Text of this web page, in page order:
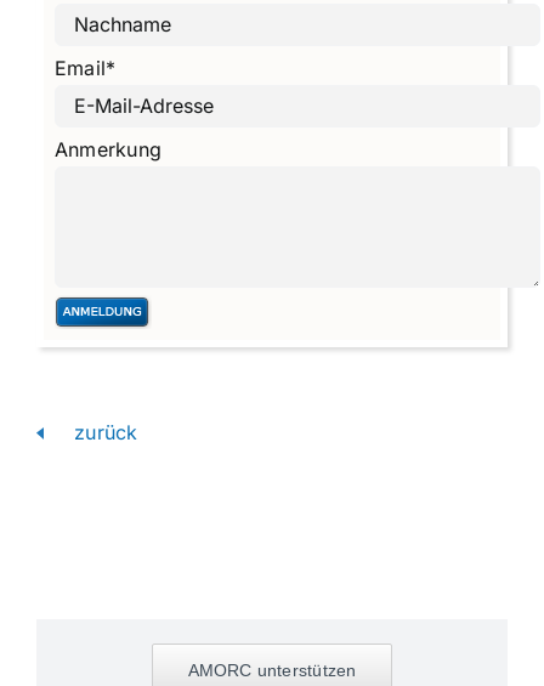
Email*
Anmerkung
zurück
AMORC unterstützen